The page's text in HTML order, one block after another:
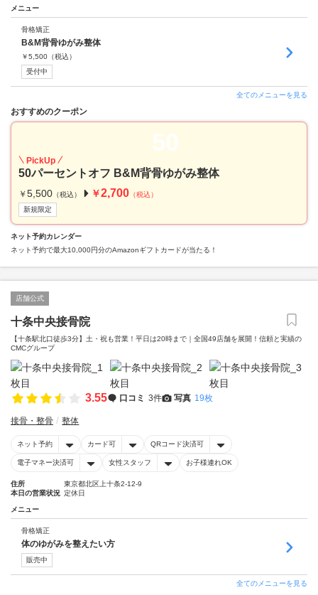
メニュー
骨格矯正
B&M背骨ゆがみ整体
￥5,500 （税込）
受付中
全てのメニューを見る
おすすめのクーポン
50
PickUp
50パーセントオフ B&M背骨ゆがみ整体
￥ 5,500 （税込） ￥2,700 （税込）
新規限定
ネット予約カレンダー
ネット予約で最大10,000円分のAmazonギフトカードが当たる！
店舗公式
十条中央接骨院
【十条駅北口徒歩3分】土・祝も営業！平日は20時まで｜全国49店舗を展開！信頼と実績の
CMCグループ
3.55 口コミ 3件 写真 19枚
接骨・整骨 整体
ネット予約 カード可 QRコード決済可
電子マネー決済可 女性スタッフ お子様連れOK
住所
東京都北区上十条2-12-9
本日の営業状況 定休日
メニュー
骨格矯正
体のゆがみを整えたい方
販売中
全てのメニューを見る